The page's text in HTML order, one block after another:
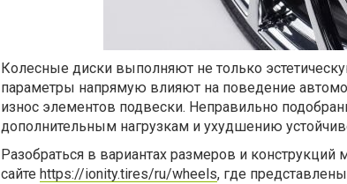
Колесные диски выполняют не только
параметры напрямую влияют на поведение
износ элементов подвески. Неправильно
дополнительным нагрузкам и ухудшению
Разобраться в вариантах размеров и
сайте https://ionity.tires/ru/wheels, где